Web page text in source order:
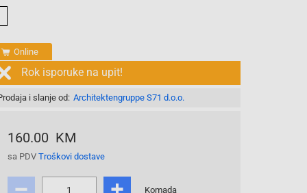
Online
Rok isporuke na upit!
i slanje od: Architektengruppe S71 d.o.o.
160.00 KM
sa PDV Troškovi dostave
Komada